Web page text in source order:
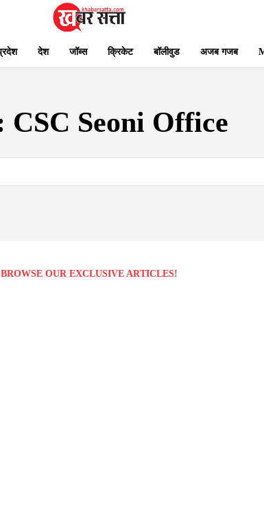
देश जॉब्स क्रिकेट बॉलीवुड अजब गजब
CSC Seoni Office
BROWSE OUR EXCLUSIVE ARTICLES!